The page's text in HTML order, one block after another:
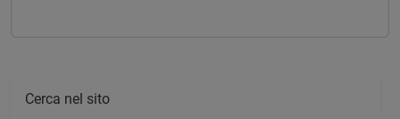
Cerca nel sito